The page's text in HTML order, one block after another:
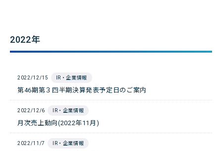
2022年
2022/12/15 IR・企業情報
第46期第３四半期決算発表予定日のご案内
2022/12/6 IR・企業情報
月次売上動向(2022年11月)
2022/11/7 IR・企業情報